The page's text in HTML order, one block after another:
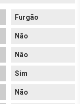
Furgão
Não
Não
Sim
Não